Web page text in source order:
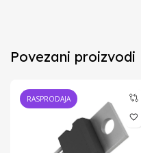
Povezani proizvodi
RASPRODAJA